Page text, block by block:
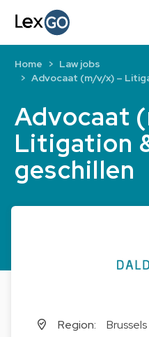
Advocaat
Litigation
geschillen
Home
Law jobs
Advocaat (m/v/x) –
Region:
Brussels